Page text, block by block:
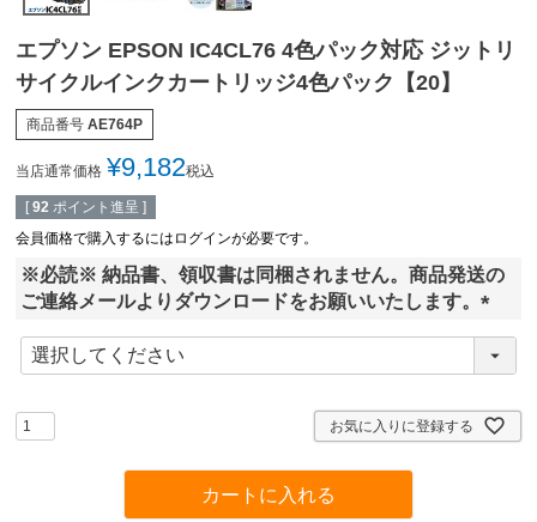
エプソン EPSON IC4CL76 4色パック対応 ジットリ
サイクルインクカートリッジ4色パック【20】
商品番号 AE764P
当店通常価格 ¥9,182税込
[ 92 ポイント進呈 ]
会員価格で購入するにはログインが必要です。
※必読※ 納品書、領収書は同梱されません。商品発送の
ご連絡メールよりダウンロードをお願いいたします。
(
必
)
お気に入りに登録する
カートに入れる